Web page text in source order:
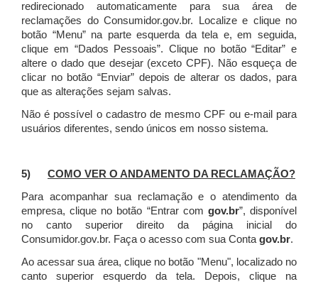
redirecionado automaticamente para sua área de
reclamações do Consumidor.gov.br.
Localize e clique no
botão “Menu” na parte esquerda da tela e, em seguida,
clique em “Dados Pessoais”. Clique no botão “Editar” e
altere o dado que desejar (exceto CPF). Não esqueça de
clicar no botão “Enviar” depois de alterar os dados, para
que as alterações sejam salvas.
Não é possível o cadastro de mesmo CPF ou e-mail para
usuários diferentes, sendo únicos em nosso sistema.
5) COMO VER O ANDAMENTO DA RECLAMAÇÃO?
Para acompanhar sua reclamação e o atendimento da
empresa, clique no botão “Entrar com gov.br”, disponível
no canto superior direito da página inicial do
Consumidor.gov.br. Faça o acesso com sua Contagov.br.
Ao acessar sua área, clique no botão "Menu", localizado no
canto superior esquerdo da tela. Depois, clique na